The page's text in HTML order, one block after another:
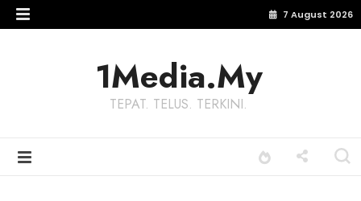
7 August 2026
1Media.My
TEPAT. TELUS. TERKINI.